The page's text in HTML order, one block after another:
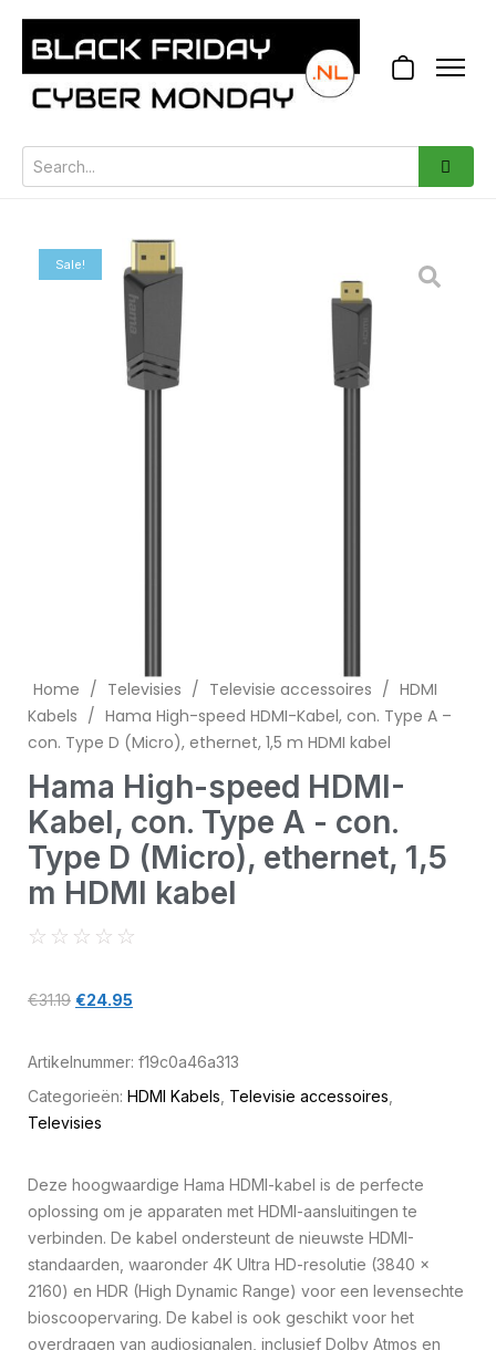
Sale!
Home / Televisies / Televisie accessoires / HDMI
Kabels / Hama High-speed HDMI-Kabel, con. Type A –
con. Type D (Micro), ethernet, 1,5 m HDMI kabel
Hama High-speed HDMI-
Kabel, con. Type A - con.
Type D (Micro), ethernet, 1,5
m HDMI kabel
☆ ☆ ☆ ☆ ☆
€31.19 €24.95
Artikelnummer: f19c0a46a313
Categorieën: HDMI Kabels Televisie accessoires
Televisies
Deze hoogwaardige Hama HDMI-kabel is de perfecte
oplossing om je apparaten met HDMI-aansluitingen te
verbinden. De kabel ondersteunt de nieuwste HDMI-
standaarden, waaronder 4K Ultra HD-resolutie (3840 x
2160) en HDR (High Dynamic Range) voor een levensechte
bioscoopervaring. De kabel is ook geschikt voor het
overdragen van audiosignalen, inclusief Dolby Atmos en